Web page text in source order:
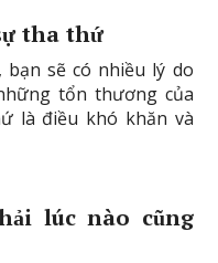
tha thứ
sẽ có nhiều lý do
tổn thương của
là điều khó khăn và
lúc nào cũng